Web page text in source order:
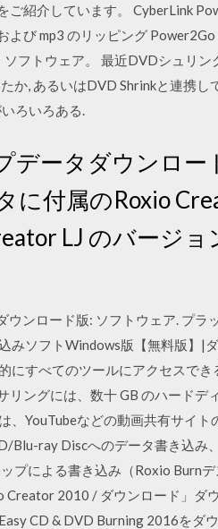
紹介しています。 CyberLink
よび mp3 のリッピング
フトウェア。 最近DVDシュリ
か, あるいはDVD Shrinkと連携
ろいろある.
データダウンロ
に付属のRoxio
LJ のバージ
ンロード版: ソフトウェア. プラ
みソフトWindows版【無料版】|
にすべてのツールにアクセスで
リングには、数十 GB のハード
、YouTubeなどの動画共有サイ
Blu-ray Discへのデータ書き込み
プによる書き込み（Roxio Burn
Creator 2010 / ダウンロード」
CD & DVD Burning 2016をダ